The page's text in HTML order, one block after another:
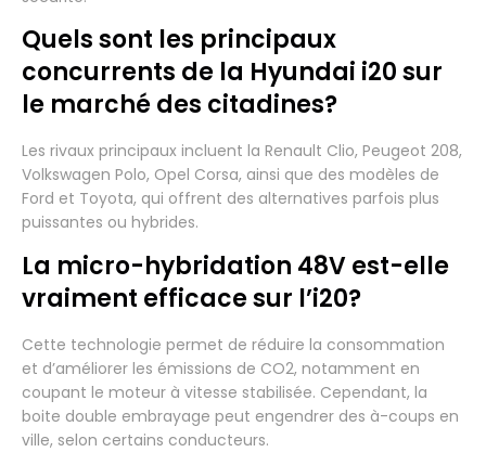
Quels sont les principaux
concurrents de la Hyundai i20 sur
le marché des citadines?
Les rivaux principaux incluent la Renault Clio, Peugeot 208,
Volkswagen Polo, Opel Corsa, ainsi que des modèles de
Ford et Toyota, qui offrent des alternatives parfois plus
puissantes ou hybrides.
La micro-hybridation 48V est-elle
vraiment efficace sur l’i20?
Cette technologie permet de réduire la consommation
et d’améliorer les émissions de CO2, notamment en
coupant le moteur à vitesse stabilisée. Cependant, la
boite double embrayage peut engendrer des à-coups en
ville, selon certains conducteurs.